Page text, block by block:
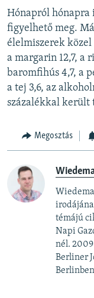
Hónapról hónapra
figyelhető meg.
élelmiszerek
a margarin 12,7, a
baromfihús 4,7, a
a tej 3,6, az
százalékkal került
Megosztás
témájú
Napi
nél.
Berliner